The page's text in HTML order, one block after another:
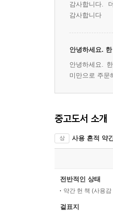
감사합니다.
감사합니다
안녕하세요.
안녕하세요.
미만으로 주문
중고도서 소개
상 사용 흔적 약
전반적인 상태
약간 헌 책 (사용
겉표지